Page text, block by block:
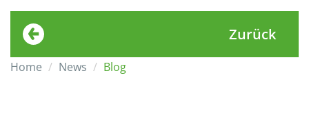
Zurück
Home News Blog